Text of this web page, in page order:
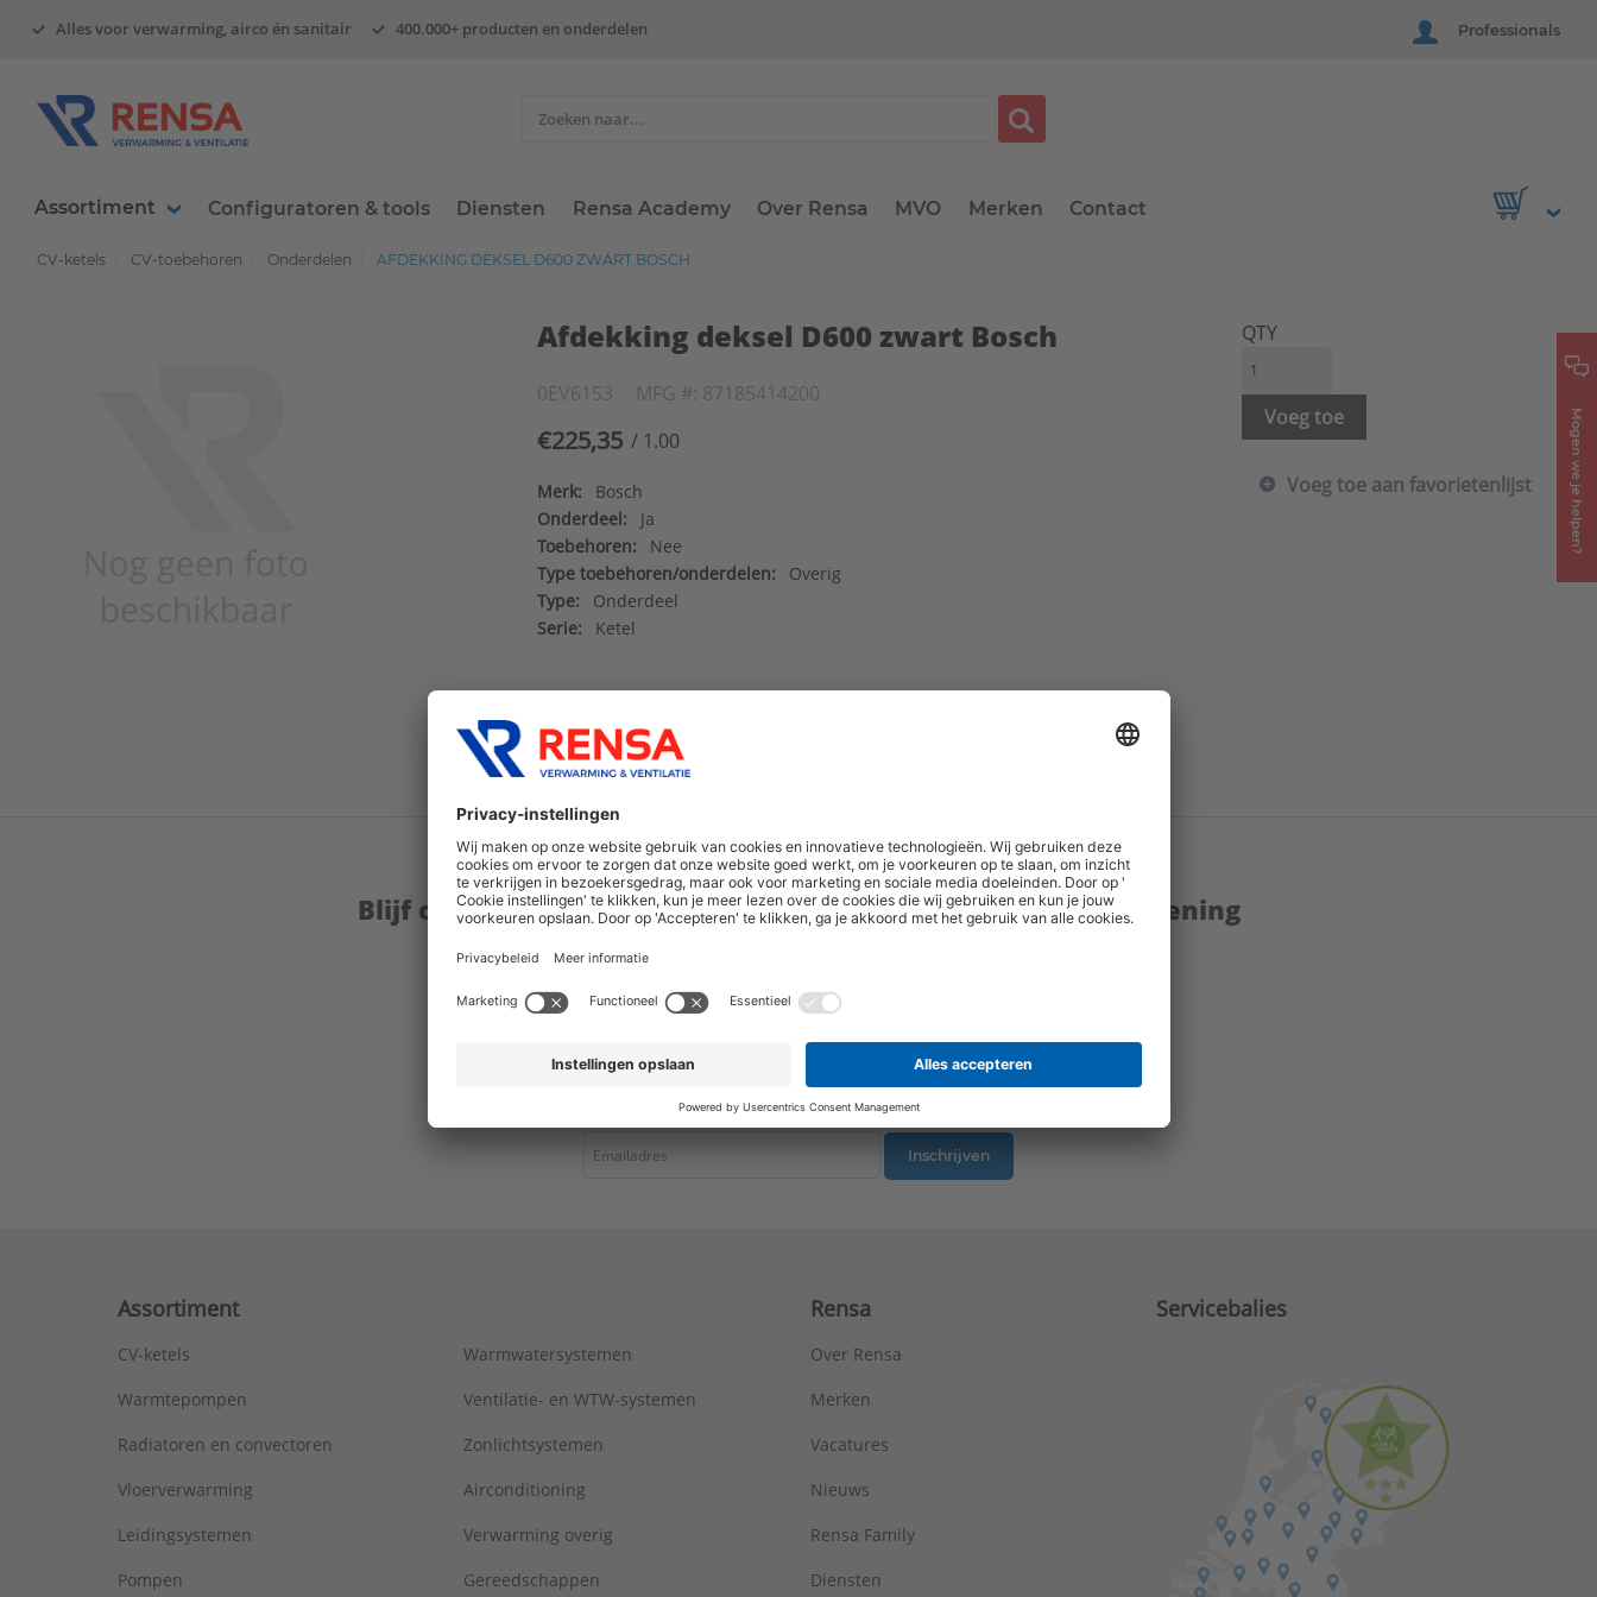
Alles voor verwarming, airco én sanitair 400.000+ producten en onderdelen Professionals
Assortiment Configuratoren & tools Diensten Rensa Academy Over Rensa MVO Merken Contact
Mogen we je helpen?
CV-ketels CV-toebehoren Onderdelen AFDEKKING DEKSEL D600 ZWART BOSCH
Afdekking deksel D600 zwart Bosch
0EV6153 MFG #: 87185414200
€225,35 / 1.00
Merk:
Bosch
Onderdeel:
Ja
Toebehoren:
Nee
Type toebehoren/onderdelen:
Overig
Type:
Onderdeel
Serie:
Ketel
Data sheet_87185414200() Deeplinks()
QTY
Voeg toe
Voeg toe aan favorietenlijst
Blijf op de hoogte van nieuwe producten en onze dienstverlening
Inschrijven
Assortiment
CV-ketels
Warmtepompen
Radiatoren en convectoren
Vloerverwarming
Leidingsystemen
Pompen
Warmwatersystemen
Ventilatie- en WTW-systemen
Zonlichtsystemen
Airconditioning
Verwarming overig
Gereedschappen
Rensa
Over Rensa
Merken
Vacatures
Nieuws
Rensa Family
Diensten
Servicebalies